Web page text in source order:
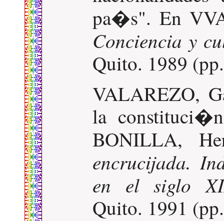
pa�s". En
Conciencia y
Quito. 1989
VALAREZO,
la
BONILLA,
encrucijada.
en el siglo
Quito. 1991